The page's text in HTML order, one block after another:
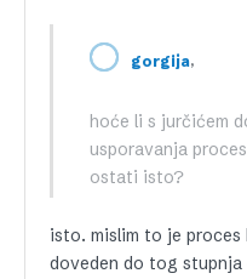
gorgija,
hoće li s jurčićem
usporavanja
ostati isto?
isto. mislim to je
doveden do tog stupnja